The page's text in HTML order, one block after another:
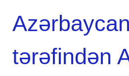
tərəfindən